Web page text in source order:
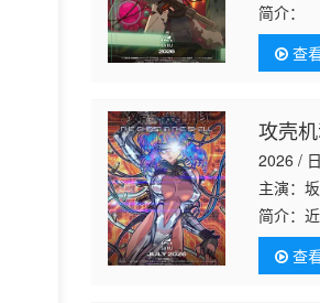
简介：
TV动画
觉图。
查
攻壳
2026 /
主演：
简介：
画已决
查